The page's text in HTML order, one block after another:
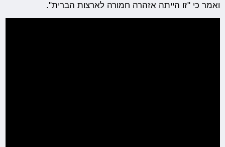
ואמר כי "זו הייתה אזהרה חמורה לארצות הברית".